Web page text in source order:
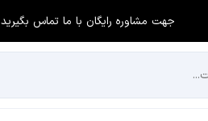
جهت مشاوره رایگان با ما تماس بگیرید